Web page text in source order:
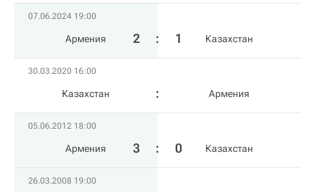
07.06.2024 19:00
Армения 2 : 1 Казахстан
30.03.2020 16:00
Казахстан Армения
05.06.2012 18:00
Армения 3 : 0 Казахстан
26.03.2008 19:00